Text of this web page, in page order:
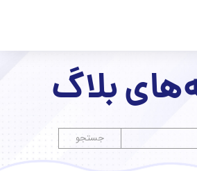
بلاگ
جستجو